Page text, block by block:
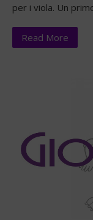
per i viola. Un
Read More